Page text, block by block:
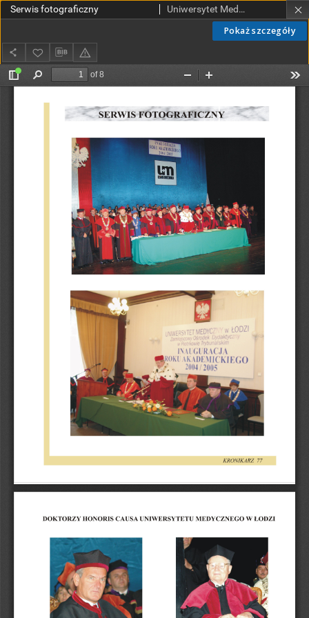
Pokaż szczegóły
Serwis fotograficzny Uniwersytet Medyczny w Łodzi